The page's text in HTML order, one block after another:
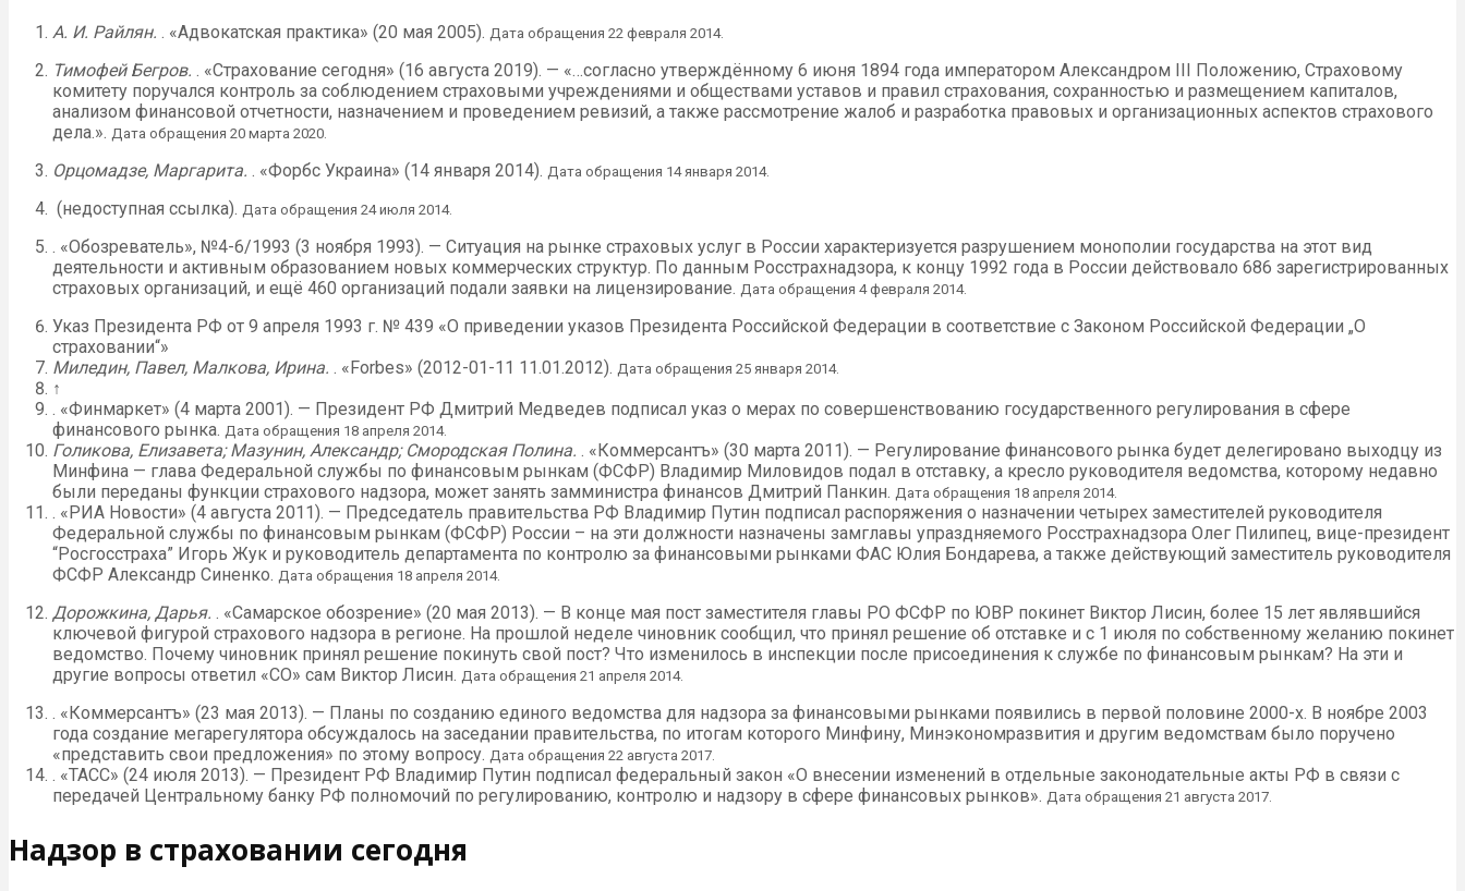
А. И. Райлян. . «Адвокатская практика» (20 мая 2005). Дата обращения 22 февраля 2014.
Тимофей Бегров. . «Страхование сегодня» (16 августа 2019). — «…согласно утверждённому 6 июня 1894 года императором Александром III Положению, Страховому
комитету поручался контроль за соблюдением страховыми учреждениями и обществами уставов и правил страхования, сохранностью и размещением капиталов,
анализом финансовой отчетности, назначением и проведением ревизий, а также рассмотрение жалоб и разработка правовых и организационных аспектов страхового
дела.». Дата обращения 20 марта 2020.
Орцомадзе, Маргарита. . «Форбс Украина» (14 января 2014). Дата обращения 14 января 2014.
(недоступная ссылка). Дата обращения 24 июля 2014.
. «Обозреватель», №4-6/1993 (3 ноября 1993). — Ситуация на рынке страховых услуг в России характеризуется разрушением монополии государства на этот вид
деятельности и активным образованием новых коммерческих структур. По данным Росстрахнадзора, к концу 1992 года в России действовало 686 зарегистрированных
страховых организаций, и ещё 460 организаций подали заявки на лицензирование. Дата обращения 4 февраля 2014.
Указ Президента РФ от 9 апреля 1993 г. № 439 «О приведении указов Президента Российской Федерации в соответствие с Законом Российской Федерации „О
страховании“»
Миледин, Павел, Малкова, Ирина. . «Forbes» (2012-01-11 11.01.2012). Дата обращения 25 января 2014.
↑
. «Финмаркет» (4 марта 2001). — Президент РФ Дмитрий Медведев подписал указ о мерах по совершенствованию государственного регулирования в сфере
финансового рынка. Дата обращения 18 апреля 2014.
Голикова, Елизавета; Мазунин, Александр; Смородская Полина. . «Коммерсантъ» (30 марта 2011). — Регулирование финансового рынка будет делегировано выходцу из
Минфина — глава Федеральной службы по финансовым рынкам (ФСФР) Владимир Миловидов подал в отставку, а кресло руководителя ведомства, которому недавно
были переданы функции страхового надзора, может занять замминистра финансов Дмитрий Панкин. Дата обращения 18 апреля 2014.
. «РИА Новости» (4 августа 2011). — Председатель правительства РФ Владимир Путин подписал распоряжения о назначении четырех заместителей руководителя
Федеральной службы по финансовым рынкам (ФСФР) России – на эти должности назначены замглавы упраздняемого Росстрахнадзора Олег Пилипец, вице-президент
“Росгосстраха” Игорь Жук и руководитель департамента по контролю за финансовыми рынками ФАС Юлия Бондарева, а также действующий заместитель руководителя
ФСФР Александр Синенко. Дата обращения 18 апреля 2014.
Дорожкина, Дарья. . «Самарское обозрение» (20 мая 2013). — В конце мая пост заместителя главы РО ФСФР по ЮВР покинет Виктор Лисин, более 15 лет являвшийся
ключевой фигурой страхового надзора в регионе. На прошлой неделе чиновник сообщил, что принял решение об отставке и с 1 июля по собственному желанию покинет
ведомство. Почему чиновник принял решение покинуть свой пост? Что изменилось в инспекции после присоединения к службе по финансовым рынкам? На эти и
другие вопросы ответил «СО» сам Виктор Лисин. Дата обращения 21 апреля 2014.
. «Коммерсантъ» (23 мая 2013). — Планы по созданию единого ведомства для надзора за финансовыми рынками появились в первой половине 2000-х. В ноябре 2003
года создание мегарегулятора обсуждалось на заседании правительства, по итогам которого Минфину, Минэкономразвития и другим ведомствам было поручено
«представить свои предложения» по этому вопросу. Дата обращения 22 августа 2017.
. «ТАСС» (24 июля 2013). — Президент РФ Владимир Путин подписал федеральный закон «О внесении изменений в отдельные законодательные акты РФ в связи с
передачей Центральному банку РФ полномочий по регулированию, контролю и надзору в сфере финансовых рынков». Дата обращения 21 августа 2017.
Надзор в страховании сегодня